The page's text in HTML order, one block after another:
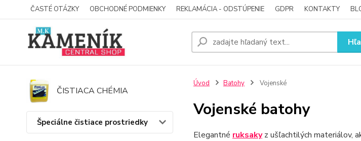
ČASTÉ OTÁZKY OBCHODNÉ PODMIENKY REKLAMÁCIA - ODSTÚPENIE GDPR KONTAKTY
ČISTIACA CHÉMIA
Špeciálne čistiace prostriedky
Úvod Batohy Vojenské
Vojenské batohy
Elegantné ruksakyz ušľachtilých materiálov,